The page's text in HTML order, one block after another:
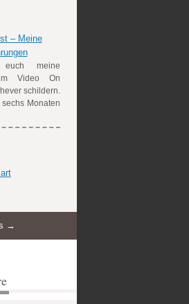
– Meine
meine
Video On
schildern.
Monaten
→